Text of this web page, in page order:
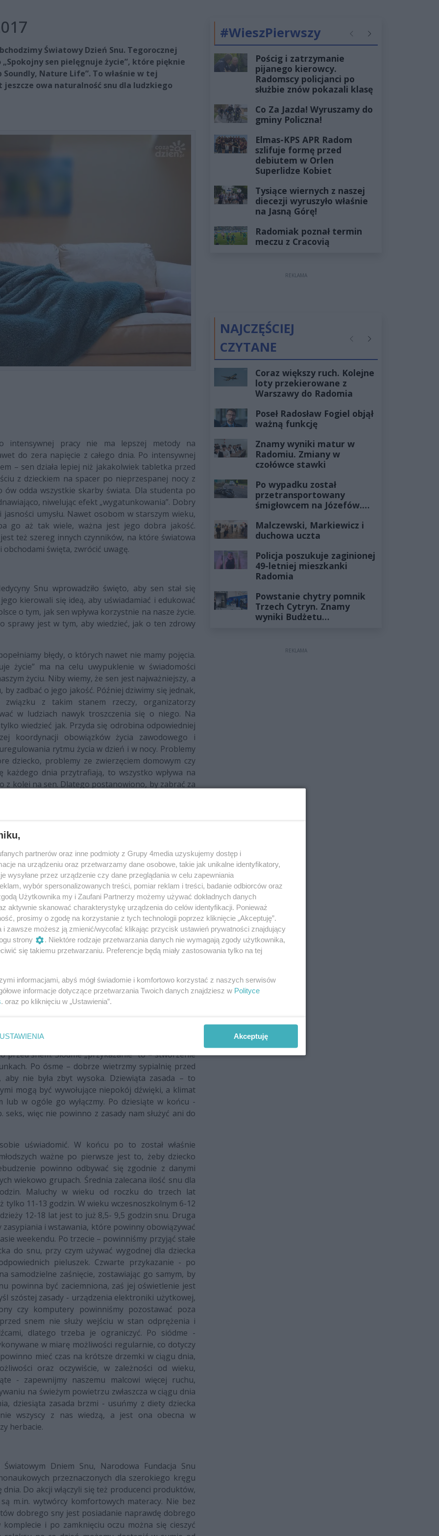
Światowy Dzień Snu. Tegorocznej
sen pielęgnuje życie”, które pięknie
Nature Life”. To właśnie w tej
owa naturalność snu dla ludzkiego
intensywnej pracy nie ma lepszej metody na
do zera napięcie z całego dnia. Po intensywnej
– sen działa lepiej niż jakakolwiek tabletka przed
z dzieckiem na spacer po nieprzespanej nocy z
ów odda wszystkie skarby świata. Dla studenta po
niwelując efekt „wygatunkowania”. Dobry
umysłu. Nawet osobom w starszym wieku,
go aż tak wiele, ważna jest jego dobra jakość.
też szereg innych czynników, na które światowa
święta, zwrócić uwagę.
Snu wprowadziło święto, aby sen stał się
kierowali się ideą, aby uświadamiać i edukować
o tym, jak sen wpływa korzystnie na nasze życie.
sprawy jest w tym, aby wiedzieć, jak o ten zdrowy
błędy, o których nawet nie mamy pojęcia.
życie” ma na celu uwypuklenie w świadomości
życiu. Niby wiemy, że sen jest najważniejszy, a
zadbać o jego jakość. Później dziwimy się jednak,
z takim stanem rzeczy, organizatorzy
w ludziach nawyk troszczenia się o niego. Na
wiedzieć jak. Przyda się odrobina odpowiedniej
koordynacji obowiązków życia zawodowego i
rytmu życia w dzień i w nocy. Problemy
dziecko, problemy ze zwierzęciem domowym czy
dnia przytrafiają, to wszystko wpływa na
z kolei na sen. Dlatego postanowiono, by zabrać za
w różnych środowiskach. Ma to prowadzić do
nie szkodzić.
kilku rad dla dzieci i dorosłych, które zamknęło
snu – osobno dla dorosłych i oddzielnie dla
choroby i schorzenia. Niebezpieczne są złe
Pokrótce omówimy dziesięć podstawowych
skierowane są najpier do dorosłych, a później do
zasypiać o tej samej porze, jak również każdego
lubimy drzemki w ciągu dnia, to pamiętajmy, że
45 minut, inaczej będziemy na odwrót –
- nie powinniśmy spożywać dużych dawek
mniej, aniżeli 4 godziny i nie powinniśmy też
produktów zawierających kofeinę, jeżeli do
Przy czym, produkty te, to nie tylko kawa,
Piąta zasada - unikanie ciężkich, mocno
w przypadku, gdy do nocnego wypoczynku
pozwolić jedynie na jakiś mały, lekki posiłek. Po
ćwiczenia fizyczne są ważne dla naszego zdrowia
snem. Siódme „przykazanie” to – stworzenie
Po ósme – dobrze wietrzmy sypialnię przed
nie była zbyt wysoka. Dziewiąta zasada – to
mogą być wywołujące niepokój dźwięki, a klimat
lub w ogóle go wyłączmy. Po dziesiąte w końcu -
więc nie powinno z zasady nam służyć ani do
uświadomić. W końcu po to został właśnie
ważne po pierwsze jest to, żeby dziecko
powinno odbywać się zgodnie z danymi
wiekowo grupach. Średnia zalecana ilość snu dla
Maluchy w wieku od roczku do trzech lat
11-13 godzin. W wieku wczesnoszkolnym 6-12
12-18 lat jest to już 8,5- 9,5 godzin snu. Druga
zasypiania i wstawania, które powinny obowiązywać
weekendu. Po trzecie – powinniśmy przyjąć stałe
do snu, przy czym używać wygodnej dla dziecka
pieluszek. Czwarte przykazanie - po
samodzielne zaśnięcie, zostawiając go samym, by
powinna być zaciemniona, zaś jej oświetlenie jest
szóstej zasady - urządzenia elektroniki użytkowej,
czy komputery powinniśmy pozostawać poza
snem nie służy wejściu w stan odprężenia i
dlatego trzeba je ograniczyć. Po siódme -
w miarę możliwości regularnie, co dotyczy
powinno mieć czas na krótsze drzemki w ciągu dnia,
oraz oczywiście, w zależności od wieku,
- zapewnijmy naszemu malcowi więcej ruchu,
na świeżym powietrzu zwłaszcza w ciągu dnia
dziesiąta zasada brzmi - usuńmy z diety dziecka
wszyscy z nas wiedzą, a jest ona obecna w
herbacie.
Dniem Snu, Narodowa Fundacja Snu
przeznaczonych dla szerokiego kręgu
Do akcji włączyli się też producenci produktów,
m.in. wytwórcy komfortowych materacy. Nie bez
dobrego sny jest posiadanie naprawdę dobrego
i po zamknięciu oczu można się cieszyć
#WieszPierwszy PoprzednieNastępne
Pościg i zatrzymanie
pijanego kierowcy.
Radomscy policjanci po
służbie znów pokazali klasę
Co Za Jazda! Wyruszamy do
gminy Policzna!
Elmas-KPS APR Radom
szlifuje formę przed
debiutem w Orlen
Superlidze Kobiet
Tysiące wiernych z naszej
diecezji wyruszyło właśnie
na Jasną Górę!
Radomiak poznał termin
meczu z Cracovią
REKLAMA
NAJCZĘŚCIEJ
CZYTANE
PoprzednieNastępne
Coraz większy ruch. Kolejne
loty przekierowane z
Warszawy do Radomia
Poseł Radosław Fogiel objął
ważną funkcję
Znamy wyniki matur w
Radomiu. Zmiany w
czołówce stawki
Po wypadku został
przetransportowany
śmigłowcem na Józefów.
żyłach
Malczewski, Markiewicz i
duchowa uczta
Policja poszukuje zaginionej
49-letniej mieszkanki
Radomia
Powstanie chytry pomnik
Trzech Cytryn. Znamy
wyniki Budżetu
REKLAMA
partnerów oraz inne podmioty z Grupy 4media uzyskujemy dostęp i
na urządzeniu oraz przetwarzamy dane osobowe, takie jak unikalne identyfikatory,
wysyłane przez urządzenie czy dane przeglądania w celu zapewniania
wybór spersonalizowanych treści, pomiar reklam i treści, badanie odbiorców oraz
Użytkownika my i Zaufani Partnerzy możemy używać dokładnych danych
aktywnie skanować charakterystykę urządzenia do celów identyfikacji. Ponieważ
prosimy o zgodę na korzystanie z tych technologii poprzez kliknięcie „Akceptuję”.
i zawsze możesz ją zmienić/wycofać klikając przycisk ustawień prywatności znajdujący
strony
. Niektóre rodzaje przetwarzania danych nie wymagają zgody użytkownika,
się takiemu przetwarzaniu. Preferencje będą miały zastosowania tylko na tej
informacjami, abyś mógł świadomie i komfortowo korzystać z naszych serwisów
informacje dotyczące przetwarzania Twoich danych znajdziesz w Polityce
. oraz po kliknięciu w „Ustawienia”.
USTAWIENIA Akceptuję